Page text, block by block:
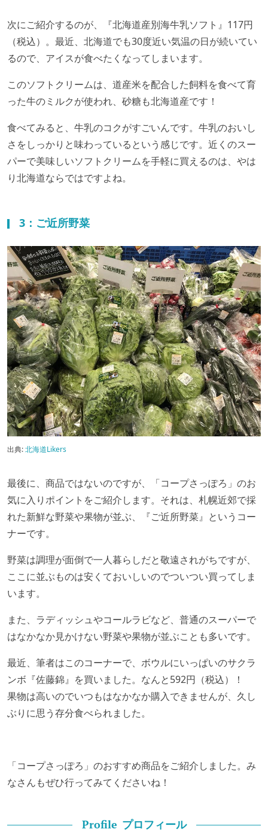
次にご紹介するのが、『北海道産別海牛乳ソフト』117円
（税込）。最近、北海道でも30度近い気温の日が続いてい
るので、アイスが食べたくなってしまいます。
このソフトクリームは、道産米を配合した飼料を食べて育
った牛のミルクが使われ、砂糖も北海道産です！
食べてみると、牛乳のコクがすごいんです。牛乳のおいし
さをしっかりと味わっているという感じです。近くのスー
パーで美味しいソフトクリームを手軽に買えるのは、やは
り北海道ならではですよね。
3：ご近所野菜
出典:北海道Likers
最後に、商品ではないのですが、「コープさっぽろ」のお
気に入りポイントをご紹介します。それは、札幌近郊で採
れた新鮮な野菜や果物が並ぶ、『ご近所野菜』というコー
ナーです。
野菜は調理が面倒で一人暮らしだと敬遠されがちですが、
ここに並ぶものは安くておいしいのでついつい買ってしま
います。
また、ラディッシュやコールラビなど、普通のスーパーで
はなかなか見かけない野菜や果物が並ぶことも多いです。
最近、筆者はこのコーナーで、ボウルにいっぱいのサクラ
ンボ『佐藤錦』を買いました。なんと592円（税込）！
果物は高いのでいつもはなかなか購入できませんが、久し
ぶりに思う存分食べられました。
「コープさっぽろ」のおすすめ商品をご紹介しました。み
なさんもぜひ行ってみてくださいね！
Profile プロフィール